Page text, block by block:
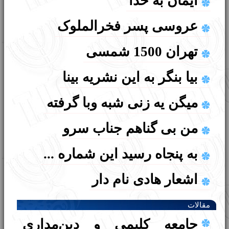
رهبر محترم دینی کلیمیان ایران
حمایت قاطع انجمن کلیمیان
تهران از پویش
#یهودی_عاشق_ایران
تعویق برگزاری مجمع عمومی
انجمن کلیمیان تهران
بازدید مدیرکل بهزیستی استان
تهران از سرای سالمندان یهود
ایران
پایه پنجم ابتدایی (15درس)
قَدّيش
شولحان عاروخ
هارامبام
پایه دوم ابتدایی (12درس)
ربي عقيوا
تقويم عبري
راشي
عروسی پسر فخرالملوک
تهران 1500 شمسی
بیا بنگر به این نشریه بینا
میگن یه زنی شبه وبا گرفته
من بی گناهم جناب سرو
به پنجاه رسید این شماره ...
اشعار هادی نام دار
اشعار ابراهیم سعیدیانمقالات
جامعه کلیمی و دین‌مداری